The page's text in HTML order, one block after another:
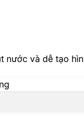
nước và dễ tạo